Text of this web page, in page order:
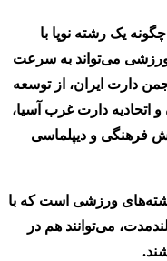
یک رشته نوپا با
می‌تواند به سرعت
دارت ایران، از توسعه
و اتحادیه دارت غرب آسیا،
فرهنگی و دیپلماسی
ورزشی است که با
می‌توانند هم در